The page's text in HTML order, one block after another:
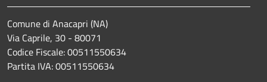
Comune di Anacapri (NA)
Via Caprile, 30 - 80071
Codice Fiscale: 00511550634
Partita IVA: 00511550634